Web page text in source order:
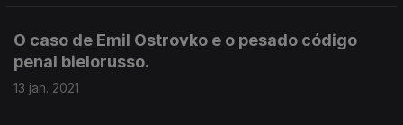
O caso de Emil Ostrovko e o pesado código
penal bielorusso.
13 jan. 2021